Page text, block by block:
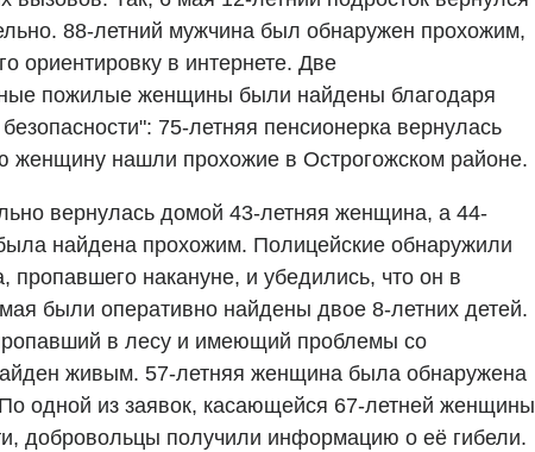
88-летний мужчина был обнаружен прохожим,
ориентировку в интернете. Две
пожилые женщины были найдены благодаря
75-летняя пенсионерка вернулась
женщину нашли прохожие в Острогожском районе.
вернулась домой 43-летняя женщина, а 44-
найдена прохожим. Полицейские обнаружили
пропавшего накануне, и убедились, что он в
были оперативно найдены двое 8-летних детей.
в лесу и имеющий проблемы со
живым. 57-летняя женщина была обнаружена
одной из заявок, касающейся 67-летней женщины
добровольцы получили информацию о её гибели.